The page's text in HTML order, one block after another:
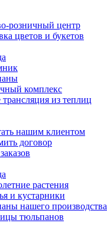
розничный центр
цветов и букетов
комплекс
из теплиц
нашим клиентом
договор
растения
и кустарники
нашего производства
тюльпанов